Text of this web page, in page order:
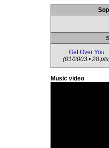
Get Over You
(01/2003 • 28
Music video